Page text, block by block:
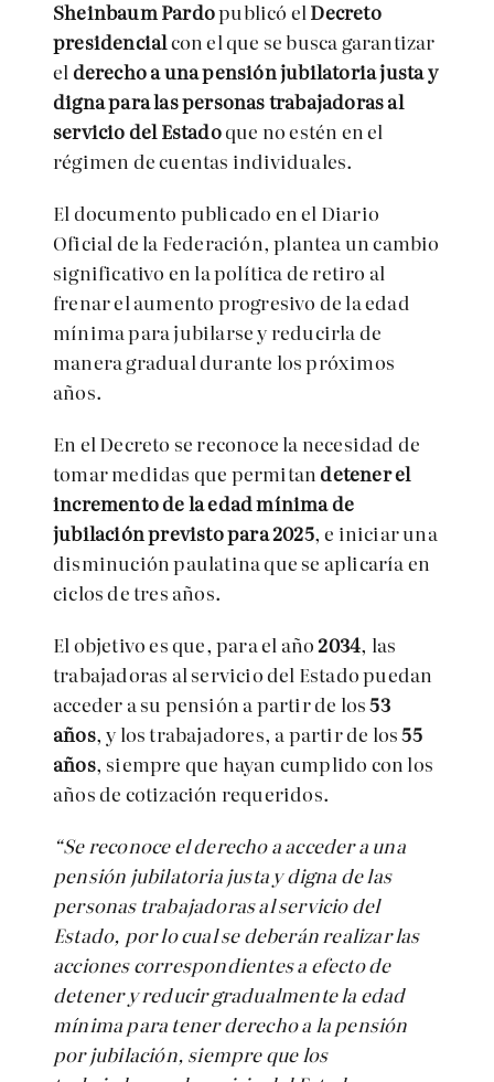
Sheinbaum Pardopublicó elDecreto
presidencialcon el que se busca garantizar
el derecho a una pensión jubilatoria justa y
digna para las personas trabajadoras al
servicio del Estadoque no estén en el
régimen de cuentas individuales.
El documento publicado en el Diario
Oficial de la Federación, plantea un cambio
significativo en la política de retiro al
frenar el aumento progresivo de la edad
mínima para jubilarse y reducirla de
manera gradual durante los próximos
años.
En el Decreto se reconoce la necesidad de
tomar medidas que permitan detener el
incremento de la edad mínima de
jubilación previsto para 2025, e iniciar una
disminución paulatina que se aplicaría en
ciclos de tres años.
El objetivo es que, para el año2034, las
trabajadoras al servicio del Estado puedan
acceder a su pensión a partir de los53
años, y los trabajadores, a partir de los55
años, siempre que hayan cumplido con los
años de cotización requeridos.
“Se reconoce el derecho a acceder a una
pensión jubilatoria justa y digna de las
personas trabajadoras al servicio del
Estado, por lo cual se deberán realizar las
acciones correspondientes a efecto de
detener y reducir gradualmente la edad
mínima para tener derecho a la pensión
por jubilación, siempre que los